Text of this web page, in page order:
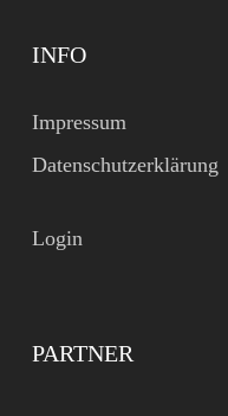
INFO
Impressum
Datenschutzerklärung
Login
PARTNER